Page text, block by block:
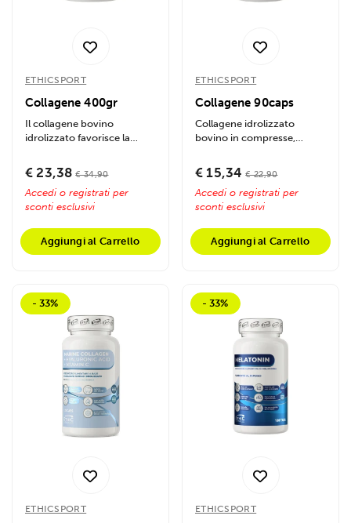
ETHICSPORT
Collagene 400gr
Il collagene bovino
idrolizzato favorisce la
e tessuti...
€ 23,38 € 34,90
Accedi o registrati per
sconti esclusivi
Aggiungi al Carrello
ETHICSPORT
Collagene 90caps
Collagene idrolizzato
bovino in compresse,
zuccheri, supporta...
€ 15,34 € 22,90
Accedi o registrati per
sconti esclusivi
Aggiungi al Carrello
- 33%
ETHICSPORT
- 33%
ETHICSPORT